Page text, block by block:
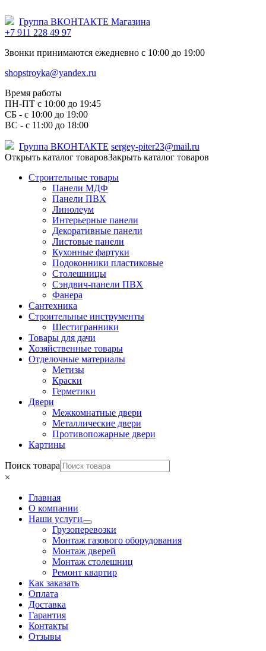
Группа ВКОНТАКТЕ Магазина
+7 911 228 49 97
Звонки принимаются ежедневно с 10:00 до 19:00
shopstroyka@yandex.ru
Время работы
ПН-ПТ c 10:00 до 19:45
СБ - с 10:00 до 19:00
ВС - с 11:00 до 18:00
Группа ВКОНТАКТЕ sergey-piter23@mail.ru
Открыть каталог товаровЗакрыть каталог товаров
Строительные товары
Панели МДФ
Панели ПВХ
Линолеум
Интерьерные панели
Декоративные панели
Листовые панели
Кухонные фартуки
Подоконники пластиковые
Столешницы
Сэндвич-панели ПВХ
Фанера
Сантехника
Строительные инструменты
Шестигранники
Товары для дачи
Хозяйственные товары
Отделочные материалы
Метизы
Краски
Герметики
Двери
Межкомнатные двери
Металлические двери
Противопожарные двери
Картины
Поиск товара
×
Главная
О компании
Наши услуги
Грузоперевозки
Монтаж газового оборудования
Монтаж дверей
Монтаж столешниц
Ремонт квартир
Как заказать
Оплата
Доставка
Гарантия
Контакты
Отзывы